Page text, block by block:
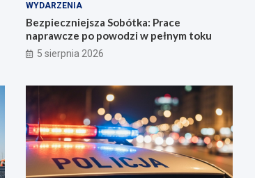
WYDARZENIA
Bezpieczniejsza Sobótka: Prace
naprawcze po powodzi w pełnym toku
5 sierpnia 2026